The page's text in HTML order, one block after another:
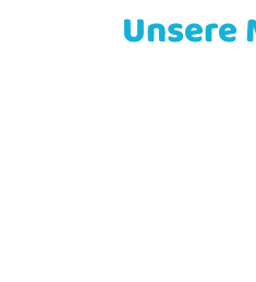
Unsere